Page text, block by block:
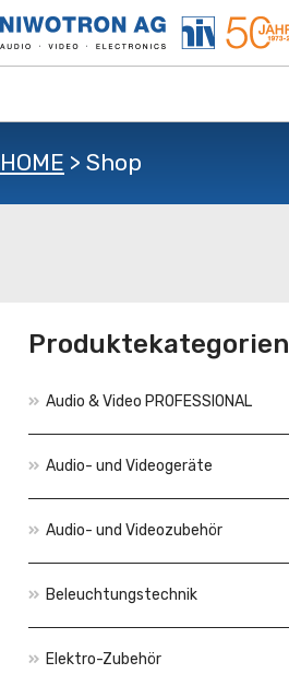
HOME > Shop
Produktekategorien
Audio & Video PROFESSIONAL
Audio- und Videogeräte
Audio- und Videozubehör
Beleuchtungstechnik
Elektro-Zubehör